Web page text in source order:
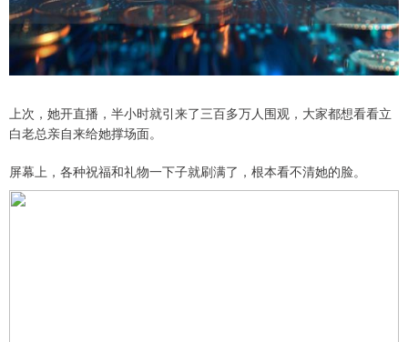
上次，她开直播，半小时就引来了三百多万人围观，大家都想看看立
白老总亲自来给她撑场面。
屏幕上，各种祝福和礼物一下子就刷满了，根本看不清她的脸。